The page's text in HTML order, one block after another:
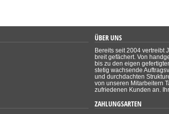
ÜBER UNS
Bereits seit 2004 vertreibt
breit gefächert. Von
bis zu den eigen
stetig wachsende
und durchdachten
von unseren Mitarbeitern
zufriedenen Kunden an.
ZAHLUNGSARTEN